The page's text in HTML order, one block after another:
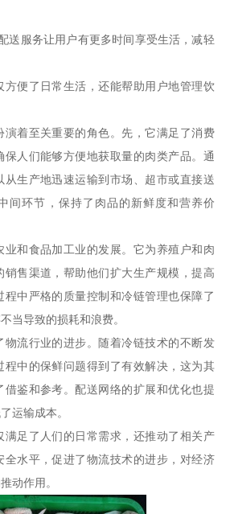
送服务让用户有更多时间享受生活，减轻
方便了日常生活，还能帮助用户地管理饮
演着至关重要的角色。先，它满足了消费
人们能够方便地获取量的肉类产品。通
生产地迅速运输到市场、超市或直接送
间环节，保持了肉品的新鲜度和营养价
和食品加工业的发展。它为养殖户和肉
售渠道，帮助他们扩大生产规模，提高
中严格的质量控制和冷链管理也保障了
当导致的损耗和浪费。
物流行业的进步。随着冷链技术的不断发
程中的保鲜问题得到了有效解决，这为其
鉴和参考。配送网络的扩展和优化也提
运输成本。
满足了人们的日常需求，还推动了相关产
全水平，促进了物流技术的进步，对经济
动作用。